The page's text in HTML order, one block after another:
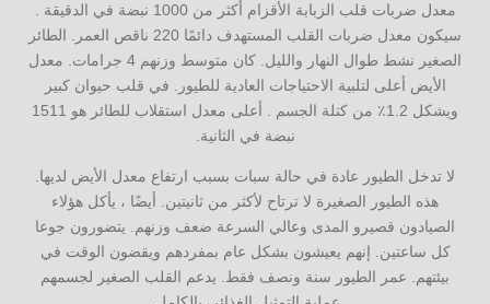
معدل ضربات قلب الزبابة الأقزام أكثر من 1000 نبضة في الدقيقة .
سيكون معدل ضربات القلب المستهدف دائمًا 220 ناقص العمر. الطائر
الصغير نشط طوال النهار والليل. كان متوسط وزنهم 4 جرامات. معدل
الأيض أعلى لتلبية الاحتياجات العادية للطيور. في قلب حيوان كبير
ويشكل 1.2٪ من كتلة الجسم . أعلى معدل استقلاب للطائر هو 1511
نبضة في الثانية.
لا تدخل الطيور عادة في حالة سبات بسبب ارتفاع معدل الأيض لديها.
هذه الطيور الصغيرة لا ترتاح لأكثر من ثانيتين. أيضًا ، يأكل هؤلاء
الصيادون قصيرو المدى وعالي السرعة ضعف وزنهم. يتضورون جوعا
كل ساعتين. إنهم يعيشون بشكل عام بمفردهم ويقضون الوقت في
بيئتهم. عمر الطيور سنة ونصف فقط. يدعم القلب الصغير لجسمهم